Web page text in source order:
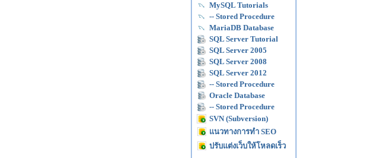
MySQL Tutorials
-- Stored Procedure
MariaDB Database
SQL Server Tutorial
SQL Server 2005
SQL Server 2008
SQL Server 2012
-- Stored Procedure
Oracle Database
-- Stored Procedure
SVN (Subversion)
แนวทางการทำ SEO
ปรับแต่งเว็บให้โหลดเร็ว